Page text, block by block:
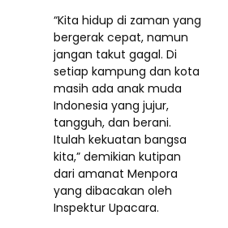
“Kita hidup di zaman yang
bergerak cepat, namun
jangan takut gagal. Di
setiap kampung dan kota
masih ada anak muda
Indonesia yang jujur,
tangguh, dan berani.
Itulah kekuatan bangsa
kita,” demikian kutipan
dari amanat Menpora
yang dibacakan oleh
Inspektur Upacara.